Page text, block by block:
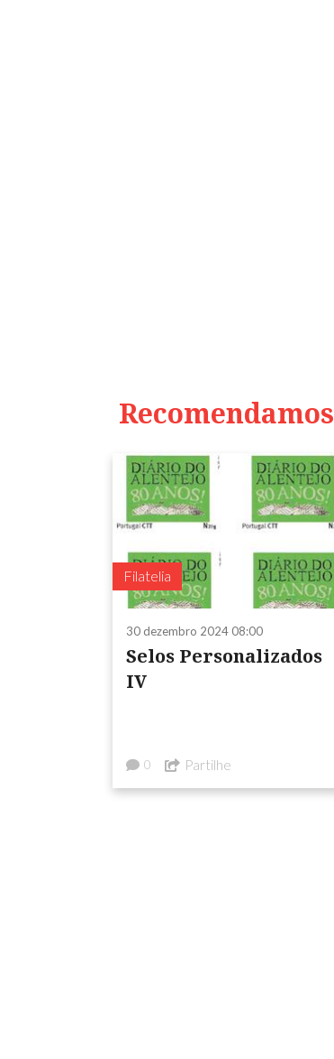
Recomendamos
Filatelia
30 dezembro 2024 08:00
Selos Personalizados
IV
0 Partilhe